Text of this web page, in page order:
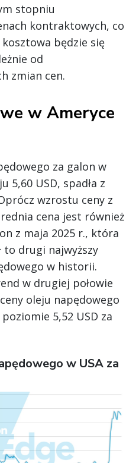
stopniu
kontraktowych, co
będzie się
od
zmian cen.
w Ameryce
za galon w
5,60 USD, spadła z
wzrostu ceny z
cena jest również
z maja 2025 r., która
to drugi najwyższy
w historii.
w drugiej połowie
oleju napędowego
5,52 USD za
w USA za